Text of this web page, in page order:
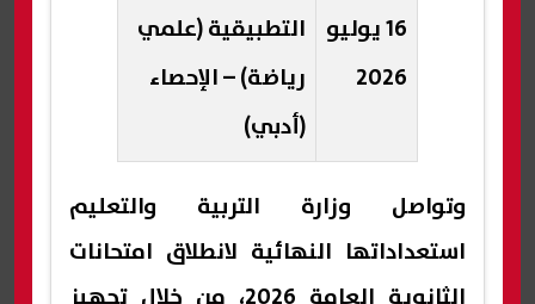
16 يوليو
2026
التطبيقية (علمي
رياضة) – الإحصاء
(أدبي)
وتواصل وزارة التربية والتعليم
استعداداتها النهائية لانطلاق امتحانات